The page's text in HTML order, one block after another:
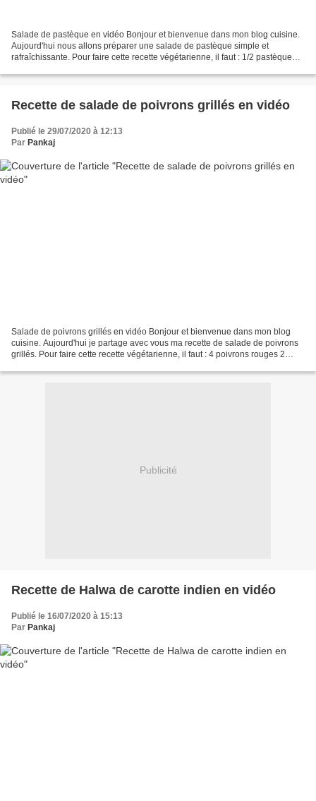
Salade de pastèque en vidéo Bonjour et bienvenue dans mon blog cuisine.
Aujourd'hui nous allons préparer une salade de pastèque simple et
rafraîchissante. Pour faire cette recette végétarienne, il faut : 1/2 pastèque
Recette de salade de poivrons grillés en vidéo
Publié le 29/07/2020 à 12:13
Par Pankaj
Salade de poivrons grillés en vidéo Bonjour et bienvenue dans mon blog
cuisine. Aujourd'hui je partage avec vous ma recette de salade de poivrons
grillés. Pour faire cette recette végétarienne, il faut : 4 poivrons rouges 2
Publicité
Recette de Halwa de carotte indien en vidéo
Publié le 16/07/2020 à 15:13
Par Pankaj